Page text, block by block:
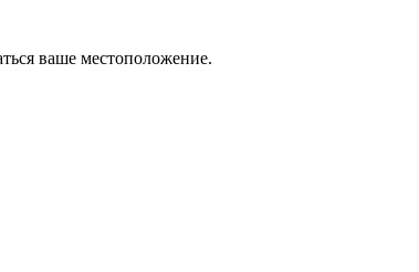
ваше местоположение.